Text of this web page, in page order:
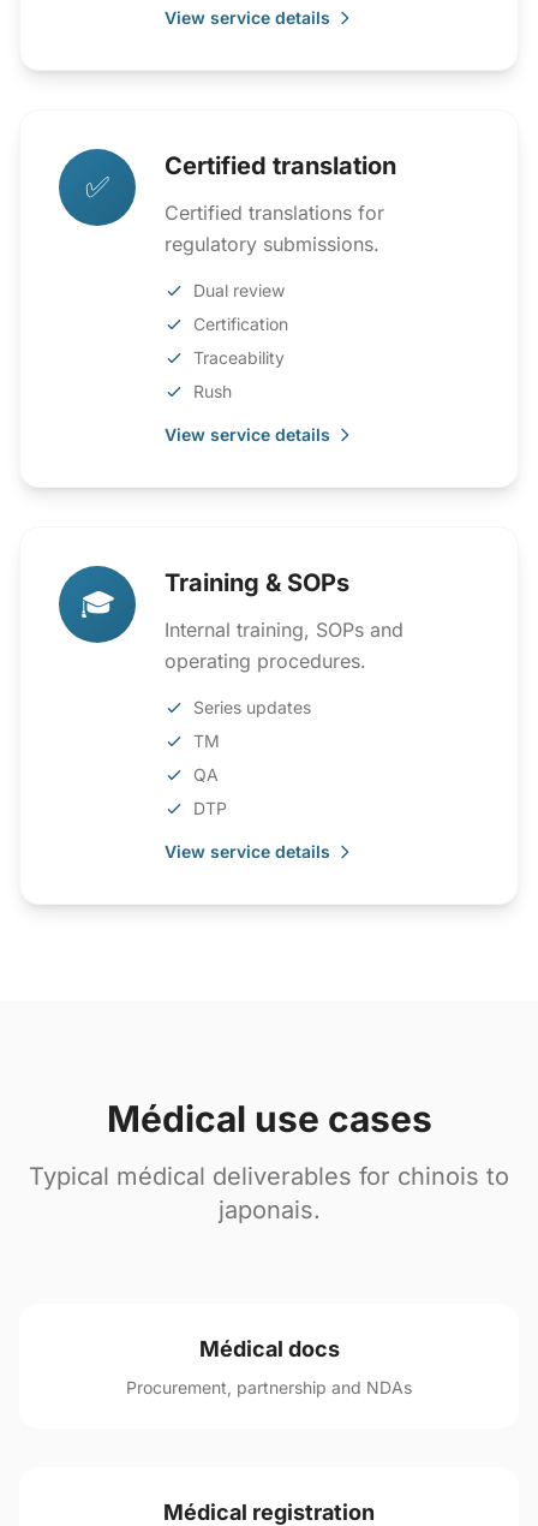
View service details
✅
Certified translation
Certified translations for
regulatory submissions.
Dual review
Certification
Traceability
Rush
View service details
🎓
Training & SOPs
Internal training, SOPs and
operating procedures.
Series updates
TM
QA
DTP
View service details
Médical use cases
Typical médical deliverables for chinois to
japonais.
Médical docs
Procurement, partnership and NDAs
Médical registration